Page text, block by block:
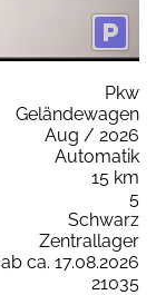
Pkw
Geländewagen
Aug / 2026
Automatik
15 km
5
Schwarz
Zentrallager
ab ca. 17.08.2026
21035